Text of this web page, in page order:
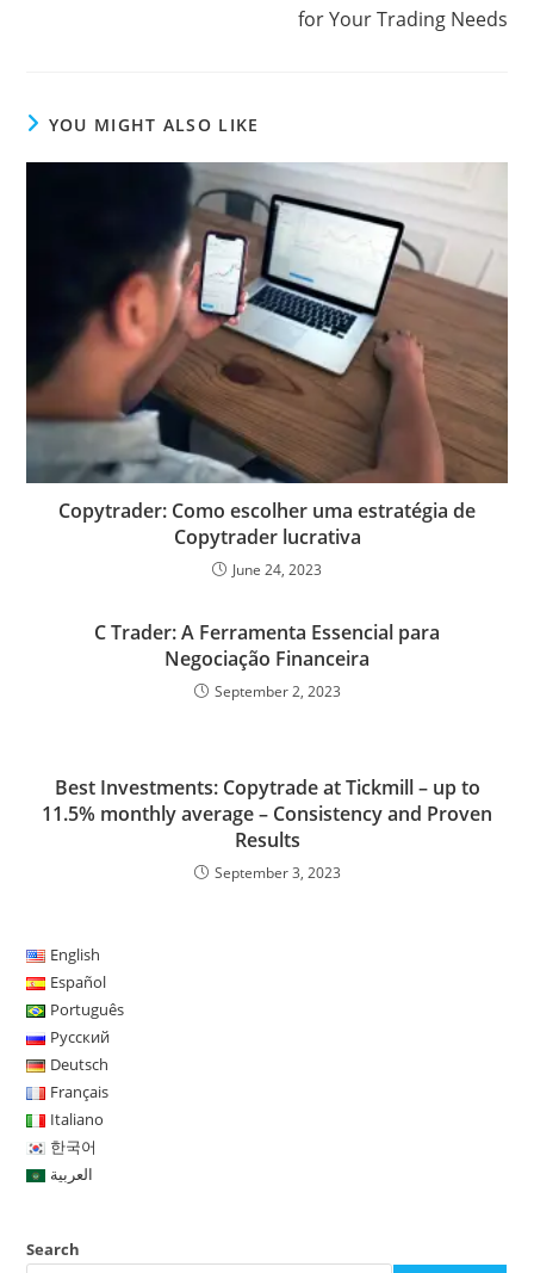
s
for Your Trading Needs
YOU MIGHT ALSO LIKE
Copytrader: Como escolher uma estratégia de
Copytrader lucrativa
June 24, 2023
C Trader: A Ferramenta Essencial para
Negociação Financeira
September 2, 2023
Best Investments: Copytrade at Tickmill – up to
11.5% monthly average – Consistency and Proven
Results
September 3, 2023
English
Español
Português
Русский
Deutsch
Français
Italiano
한국어
العربية
Search